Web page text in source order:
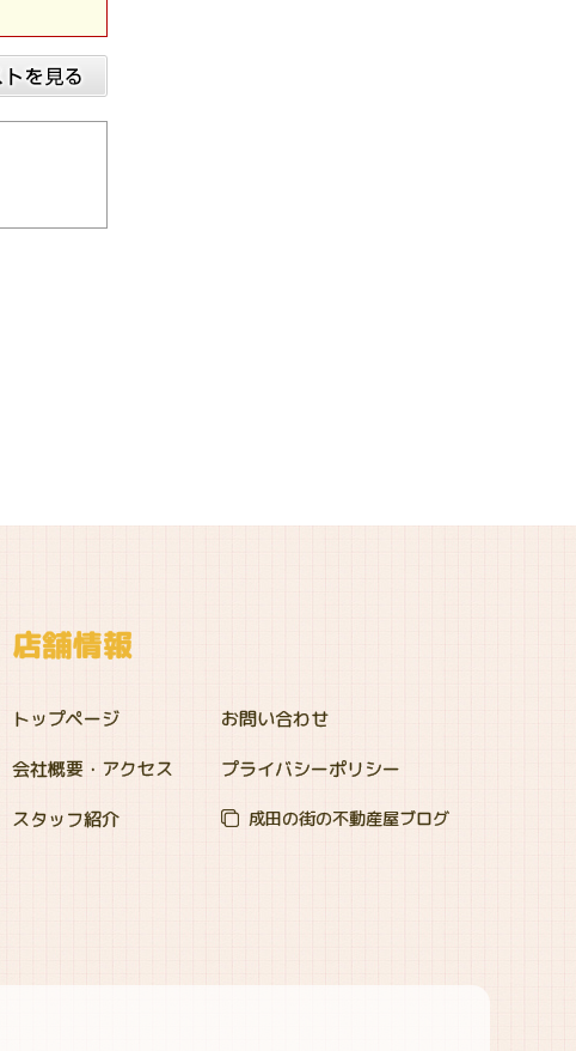
店舗情報
トップページ
会社概要・アクセス
スタッフ紹介
お問い合わせ
プライバシーポリシー
成田の街の不動産屋ブログ